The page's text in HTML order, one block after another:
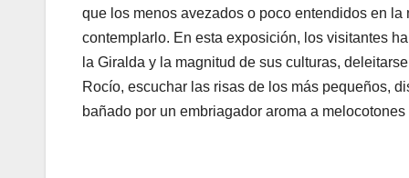
que los menos avezados o poco entendidos en
contemplarlo. En esta exposición, los visitantes
la Giralda y la magnitud de sus culturas,
Rocío, escuchar las risas de los más pequeños,
bañado por un embriagador aroma a